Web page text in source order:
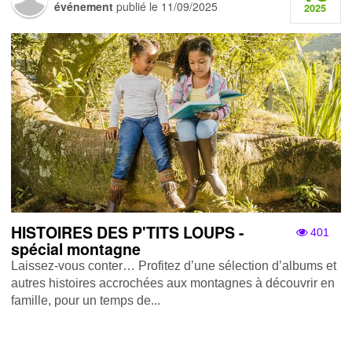
événement publié le 11/09/2025 2025
401
HISTOIRES DES P'TITS LOUPS -
spécial montagne
Laissez-vous conter… Profitez d’une sélection d’albums et
autres histoires accrochées aux montagnes à découvrir en
famille, pour un temps de...